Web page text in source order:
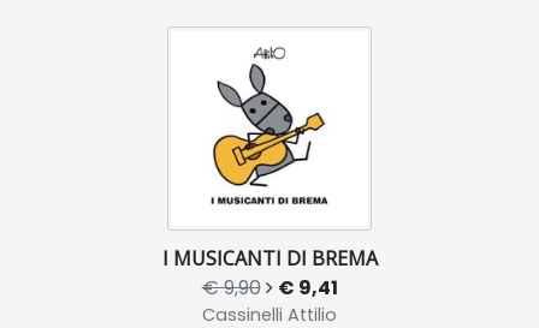
I MUSICANTI DI BREMA
€ 9,90 € 9,41
Cassinelli Attilio